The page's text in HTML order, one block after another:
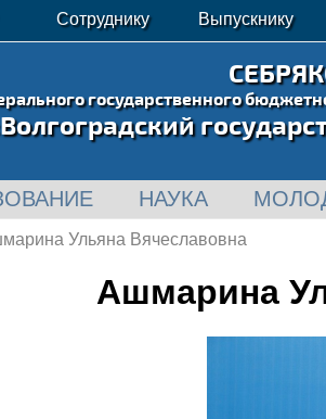
Сотруднику Выпускнику
государственного
НАУКА
Ульяна Вячеславовна
Ашмарина